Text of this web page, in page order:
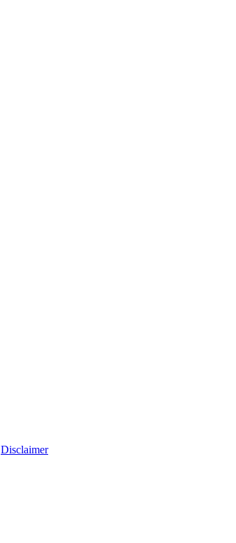
Disclaimer